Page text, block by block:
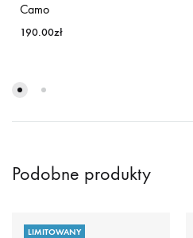
Camo
190.00zł
Podobne produkty
LIMITOWANY